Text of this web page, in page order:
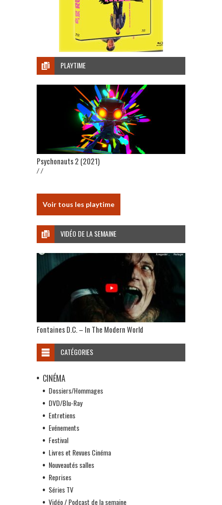
PLAYTIME
Psychonauts 2 (2021)
/ /
Voir tous les playtime
VIDÉO DE LA SEMAINE
Fontaines D.C. – In The Modern World
CATÉGORIES
CINÉMA
Dossiers/Hommages
DVD/Blu-Ray
Entretiens
Evénements
Festival
Livres et Revues Cinéma
Nouveautés salles
Reprises
Séries TV
Vidéo / Podcast de la semaine